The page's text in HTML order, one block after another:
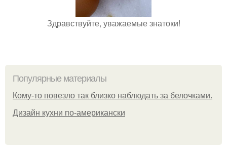
Здравствуйте, уважаемые знатоки!
Популярные материалы
Кому-то повезло так близко наблюдать за белочками.
Дизайн кухни по-американски